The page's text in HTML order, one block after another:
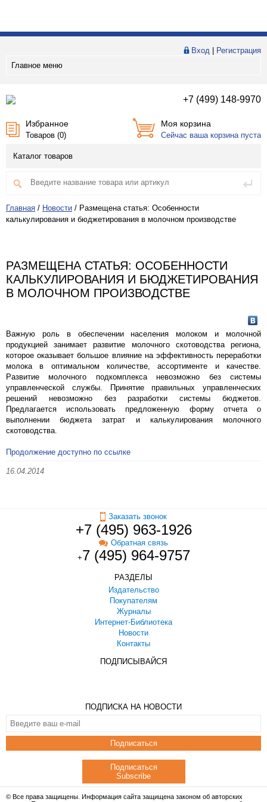
Вход
Регистрация
Главное меню
+7 (499) 148-9970
Избранное
Товаров (0)
Моя корзина
Сейчас ваша корзина пуста
Каталог товаров
Главная / Новости / Размещена статья: Особенности
калькулирования и бюджетирования в молочном производстве
РАЗМЕЩЕНА СТАТЬЯ: ОСОБЕННОСТИ
КАЛЬКУЛИРОВАНИЯ И БЮДЖЕТИРОВАНИЯ
В МОЛОЧНОМ ПРОИЗВОДСТВЕ
Важную роль в обеспечении населения молоком и молочной
продукцией занимает развитие молочного скотоводства региона,
которое оказывает большое влияние на эффективность переработки
молока в оптимальном количестве, ассортименте и качестве.
Развитие молочного подкомплекса невозможно без системы
управленческой службы. Принятие правильных управленческих
решений невозможно без разработки системы бюджетов.
Предлагается использовать предложенную форму отчета о
выполнении бюджета затрат и калькулирования молочного
скотоводства.
Продолжение доступно по ссылке
16.04.2014
Заказать звонок
+7 (495) 963-1926
Обратная связь
+7 (495) 964-9757
РАЗДЕЛЫ
Издательство
Покупателям
Журналы
Интернет-Библиотека
Новости
Контакты
ПОДПИСЫВАЙСЯ
ПОДПИСКА НА НОВОСТИ
Подписаться
Подписаться
Subscribe
© Все права защищены. Информация сайта защищена законом об авторских